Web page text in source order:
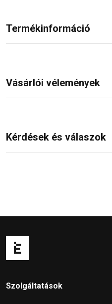
Termékinformáció
Vásárlói vélemények
Kérdések és válaszok
Szolgáltatások